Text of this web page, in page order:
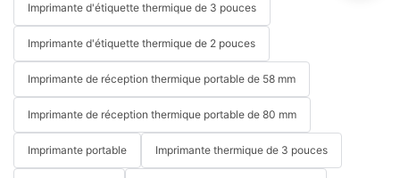
Imprimante d'étiquette thermique de 3 pouces
Imprimante d'étiquette thermique de 2 pouces
Imprimante de réception thermique portable de 58 mm
Imprimante de réception thermique portable de 80 mm
Imprimante portable Imprimante thermique de 3 pouces